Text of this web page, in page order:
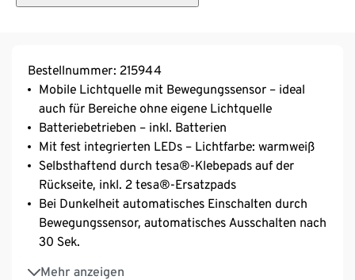
Bestellnummer: 215944
Mobile Lichtquelle mit Bewegungssensor – ideal
auch für Bereiche ohne eigene Lichtquelle
Batteriebetrieben – inkl. Batterien
Mit fest integrierten LEDs – Lichtfarbe: warmweiß
Selbsthaftend durch tesa®-Klebepads auf der
Rückseite, inkl. 2 tesa®-Ersatzpads
Bei Dunkelheit automatisches Einschalten durch
Bewegungssensor, automatisches Ausschalten nach
30 Sek.
Mehr anzeigen
Mit Ein-/Ausschalter